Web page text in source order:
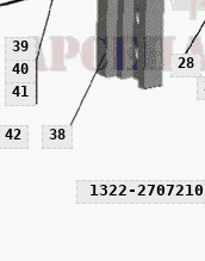
1322-2707210
28
38
39
40
41
42